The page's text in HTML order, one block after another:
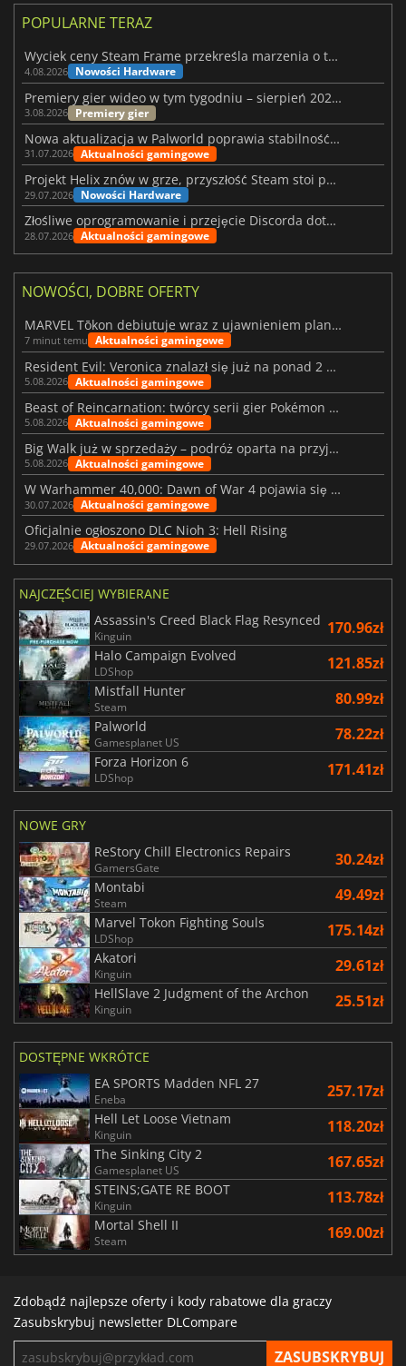
POPULARNE TERAZ
Wyciek ceny Steam Frame przekreśla marzenia o tanim zestawie VR
4.08.2026 Nowości Hardware
Premiery gier wideo w tym tygodniu – sierpień 2026 r. (32. tydzień)
3.08.2026 Premiery gier
Nowa aktualizacja w Palworld poprawia stabilność Sunreach i walk z bossami
31.07.2026 Aktualności gamingowe
Projekt Helix znów w grze, przyszłość Steam stoi pod znakiem zapytania
29.07.2026 Nowości Hardware
Złośliwe oprogramowanie i przejęcie Discorda dotknęły Meccha Chameleon
28.07.2026 Aktualności gamingowe
NOWOŚCI, DOBRE OFERTY
MARVEL Tōkon debiutuje wraz z ujawnieniem planu rozwoju na pierwszy rok
7 minut temu Aktualności gamingowe
Resident Evil: Veronica znalazł się już na ponad 2 milionach list życzeń
5.08.2026 Aktualności gamingowe
Beast of Reincarnation: twórcy serii gier Pokémon wkraczają na nową ścieżkę
5.08.2026 Aktualności gamingowe
Big Walk już w sprzedaży – podróż oparta na przyjaźni
5.08.2026 Aktualności gamingowe
W Warhammer 40,000: Dawn of War 4 pojawia się frakcja Nekronów
30.07.2026 Aktualności gamingowe
Oficjalnie ogłoszono DLC Nioh 3: Hell Rising
29.07.2026 Aktualności gamingowe
NAJCZĘŚCIEJ WYBIERANE
Assassin's Creed Black Flag Resynced
Kinguin 170.96zł
Halo Campaign Evolved
LDShop 121.85zł
Mistfall Hunter
Steam 80.99zł
Palworld
Gamesplanet US 78.22zł
Forza Horizon 6
LDShop 171.41zł
NOWE GRY
ReStory Chill Electronics Repairs
GamersGate 30.24zł
Montabi
Steam 49.49zł
Marvel Tokon Fighting Souls
LDShop 175.14zł
Akatori
Kinguin 29.61zł
HellSlave 2 Judgment of the Archon
Kinguin 25.51zł
DOSTĘPNE WKRÓTCE
EA SPORTS Madden NFL 27
Eneba 257.17zł
Hell Let Loose Vietnam
Kinguin 118.20zł
The Sinking City 2
Gamesplanet US 167.65zł
STEINS;GATE RE BOOT
Kinguin 113.78zł
Mortal Shell II
Steam 169.00zł
Zdobądź najlepsze oferty i kody rabatowe dla graczy
Zasubskrybuj newsletter DLCompare